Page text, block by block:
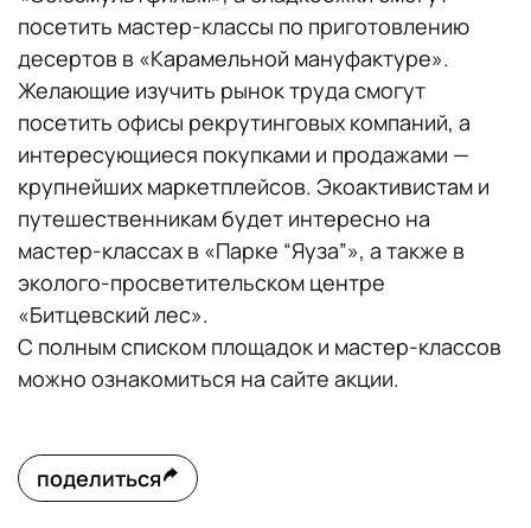
посетить мастер-классы по приготовлению
десертов в «Карамельной мануфактуре».
Желающие изучить рынок труда смогут
посетить офисы рекрутинговых компаний, а
интересующиеся покупками и продажами —
крупнейших маркетплейсов. Экоактивистам и
путешественникам будет интересно на
мастер-классах в «Парке “Яуза”», а также в
эколого-просветительском центре
«Битцевский лес».
С полным списком площадок и мастер-классов
можно ознакомиться на сайте акции.
поделиться